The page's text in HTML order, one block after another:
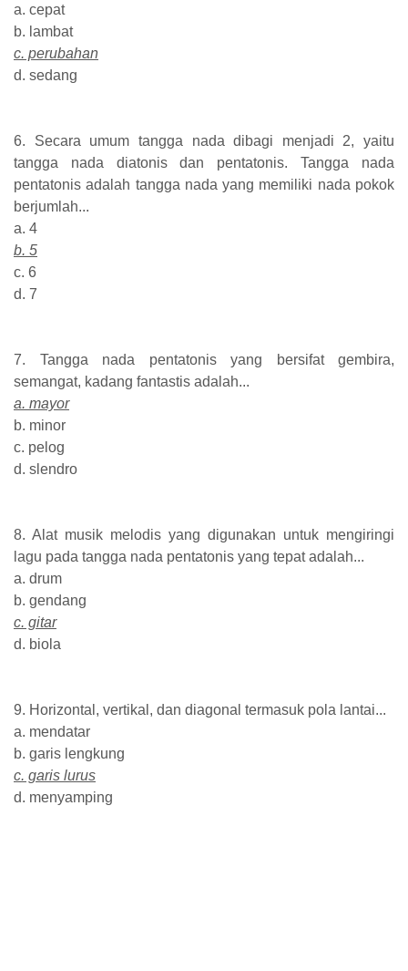
a. cepat
b. lambat
c. perubahan
d. sedang
6. Secara umum tangga nada dibagi menjadi 2, yaitu
tangga nada diatonis dan pentatonis. Tangga nada
pentatonis adalah tangga nada yang memiliki nada pokok
berjumlah...
a. 4
b. 5
c. 6
d. 7
7. Tangga nada pentatonis yang bersifat gembira,
semangat, kadang fantastis adalah...
a. mayor
b. minor
c. pelog
d. slendro
8. Alat musik melodis yang digunakan untuk mengiringi
lagu pada tangga nada pentatonis yang tepat adalah...
a. drum
b. gendang
c. gitar
d. biola
9. Horizontal, vertikal, dan diagonal termasuk pola lantai...
a. mendatar
b. garis lengkung
c. garis lurus
d. menyamping